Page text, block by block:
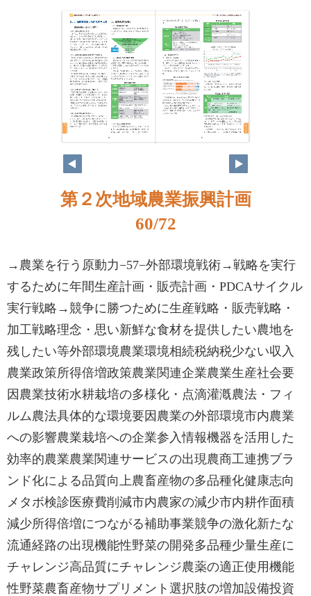
第２次地域農業振興計画
60/72
→農業を行う原動力−57−外部環境戦術→戦略を実行
するために年間生産計画・販売計画・PDCAサイクル
実行戦略→競争に勝つために生産戦略・販売戦略・
加工戦略理念・思い新鮮な食材を提供したい農地を
残したい等外部環境農業環境相続税納税少ない収入
農業政策所得倍増政策農業関連企業農業生産社会要
因農業技術水耕栽培の多様化・点滴灌漑農法・フィ
ルム農法具体的な環境要因農業の外部環境市内農業
への影響農業栽培への企業参入情報機器を活用した
効率的農業農業関連サービスの出現農商工連携ブラ
ンド化による品質向上農畜産物の多品種化健康志向
メタボ検診医療費削減市内農家の減少市内耕作面積
減少所得倍増につながる補助事業競争の激化新たな
流通経路の出現機能性野菜の開発多品種少量生産に
チャレンジ高品質にチャレンジ農薬の適正使用機能
性野菜農畜産物サプリメント選択肢の増加設備投資